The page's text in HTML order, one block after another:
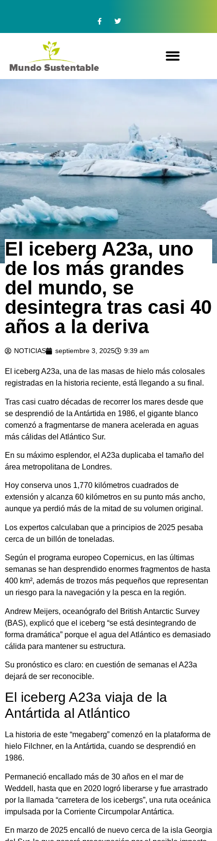
El iceberg A23a, uno
de los más grandes
del mundo, se
desintegra tras casi 40
años a la deriva
NOTICIAS septiembre 3, 2025 9:39 am
El iceberg A23a, una de las masas de hielo más colosales
registradas en la historia reciente, está llegando a su final.
Tras casi cuatro décadas de recorrer los mares desde que
se desprendió de la Antártida en 1986, el gigante blanco
comenzó a fragmentarse de manera acelerada en aguas
más cálidas del Atlántico Sur.
En su máximo esplendor, el A23a duplicaba el tamaño del
área metropolitana de Londres.
Hoy conserva unos 1,770 kilómetros cuadrados de
extensión y alcanza 60 kilómetros en su punto más ancho,
aunque ya perdió más de la mitad de su volumen original.
Los expertos calculaban que a principios de 2025 pesaba
cerca de un billón de toneladas.
Según el programa europeo Copernicus, en las últimas
semanas se han desprendido enormes fragmentos de hasta
400 km², además de trozos más pequeños que representan
un riesgo para la navegación y la pesca en la región.
Andrew Meijers, oceanógrafo del British Antarctic Survey
(BAS), explicó que el iceberg “se está desintegrando de
forma dramática” porque el agua del Atlántico es demasiado
cálida para mantener su estructura.
Su pronóstico es claro: en cuestión de semanas el A23a
dejará de ser reconocible.
El iceberg A23a viaja de la
Antártida al Atlántico
La historia de este “megaberg” comenzó en la plataforma de
hielo Filchner, en la Antártida, cuando se desprendió en
1986.
Permaneció encallado más de 30 años en el mar de
Weddell, hasta que en 2020 logró liberarse y fue arrastrado
por la llamada “carretera de los icebergs”, una ruta oceánica
impulsada por la Corriente Circumpolar Antártica.
En marzo de 2025 encalló de nuevo cerca de la isla Georgia